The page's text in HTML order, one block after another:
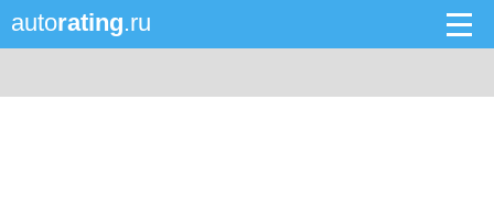
autorating.ru